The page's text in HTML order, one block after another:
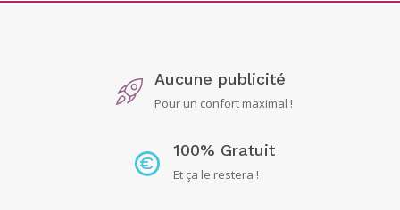
Aucune publicité
Pour un confort maximal !
100% Gratuit
Et ça le restera !